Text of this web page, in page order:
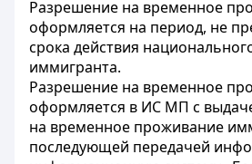
Разрешение на временное
оформляется на период, не
срока действия
иммигранта.
Разрешение на временное
оформляется в ИС МП с
на временное проживание
последующей передачей